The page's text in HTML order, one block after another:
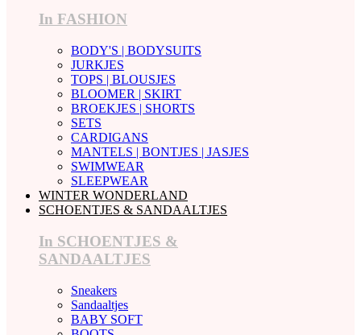
In FASHION
BODY'S | BODYSUITS
JURKJES
TOPS | BLOUSJES
BLOOMER | SKIRT
BROEKJES | SHORTS
SETS
CARDIGANS
MANTELS | BONTJES | JASJES
SWIMWEAR
SLEEPWEAR
WINTER WONDERLAND
SCHOENTJES & SANDAALTJES
In SCHOENTJES &
SANDAALTJES
Sneakers
Sandaaltjes
BABY SOFT